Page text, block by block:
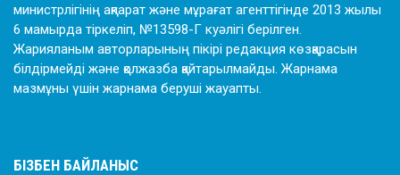
министрлігінің ақпарат және мұрағат агенттігінде 2013 жылы
6 мамырда тіркеліп, №13598-Г куәлігі берілген.
Жарияланым авторларының пікірі редакция көзқарасын
білдірмейді және қолжазба қайтарылмайды. Жарнама
мазмұны үшін жарнама беруші жауапты.
БІЗБЕН БАЙЛАНЫС